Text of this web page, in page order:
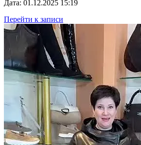
Дата: 01.12.2025 15:19
Перейти к записи